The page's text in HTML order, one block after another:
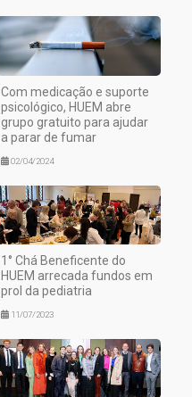
Com medicação e suporte
psicológico, HUEM abre
grupo gratuito para ajudar
a parar de fumar
02/04/2024
1° Chá Beneficente do
HUEM arrecada fundos em
prol da pediatria
11/07/2023